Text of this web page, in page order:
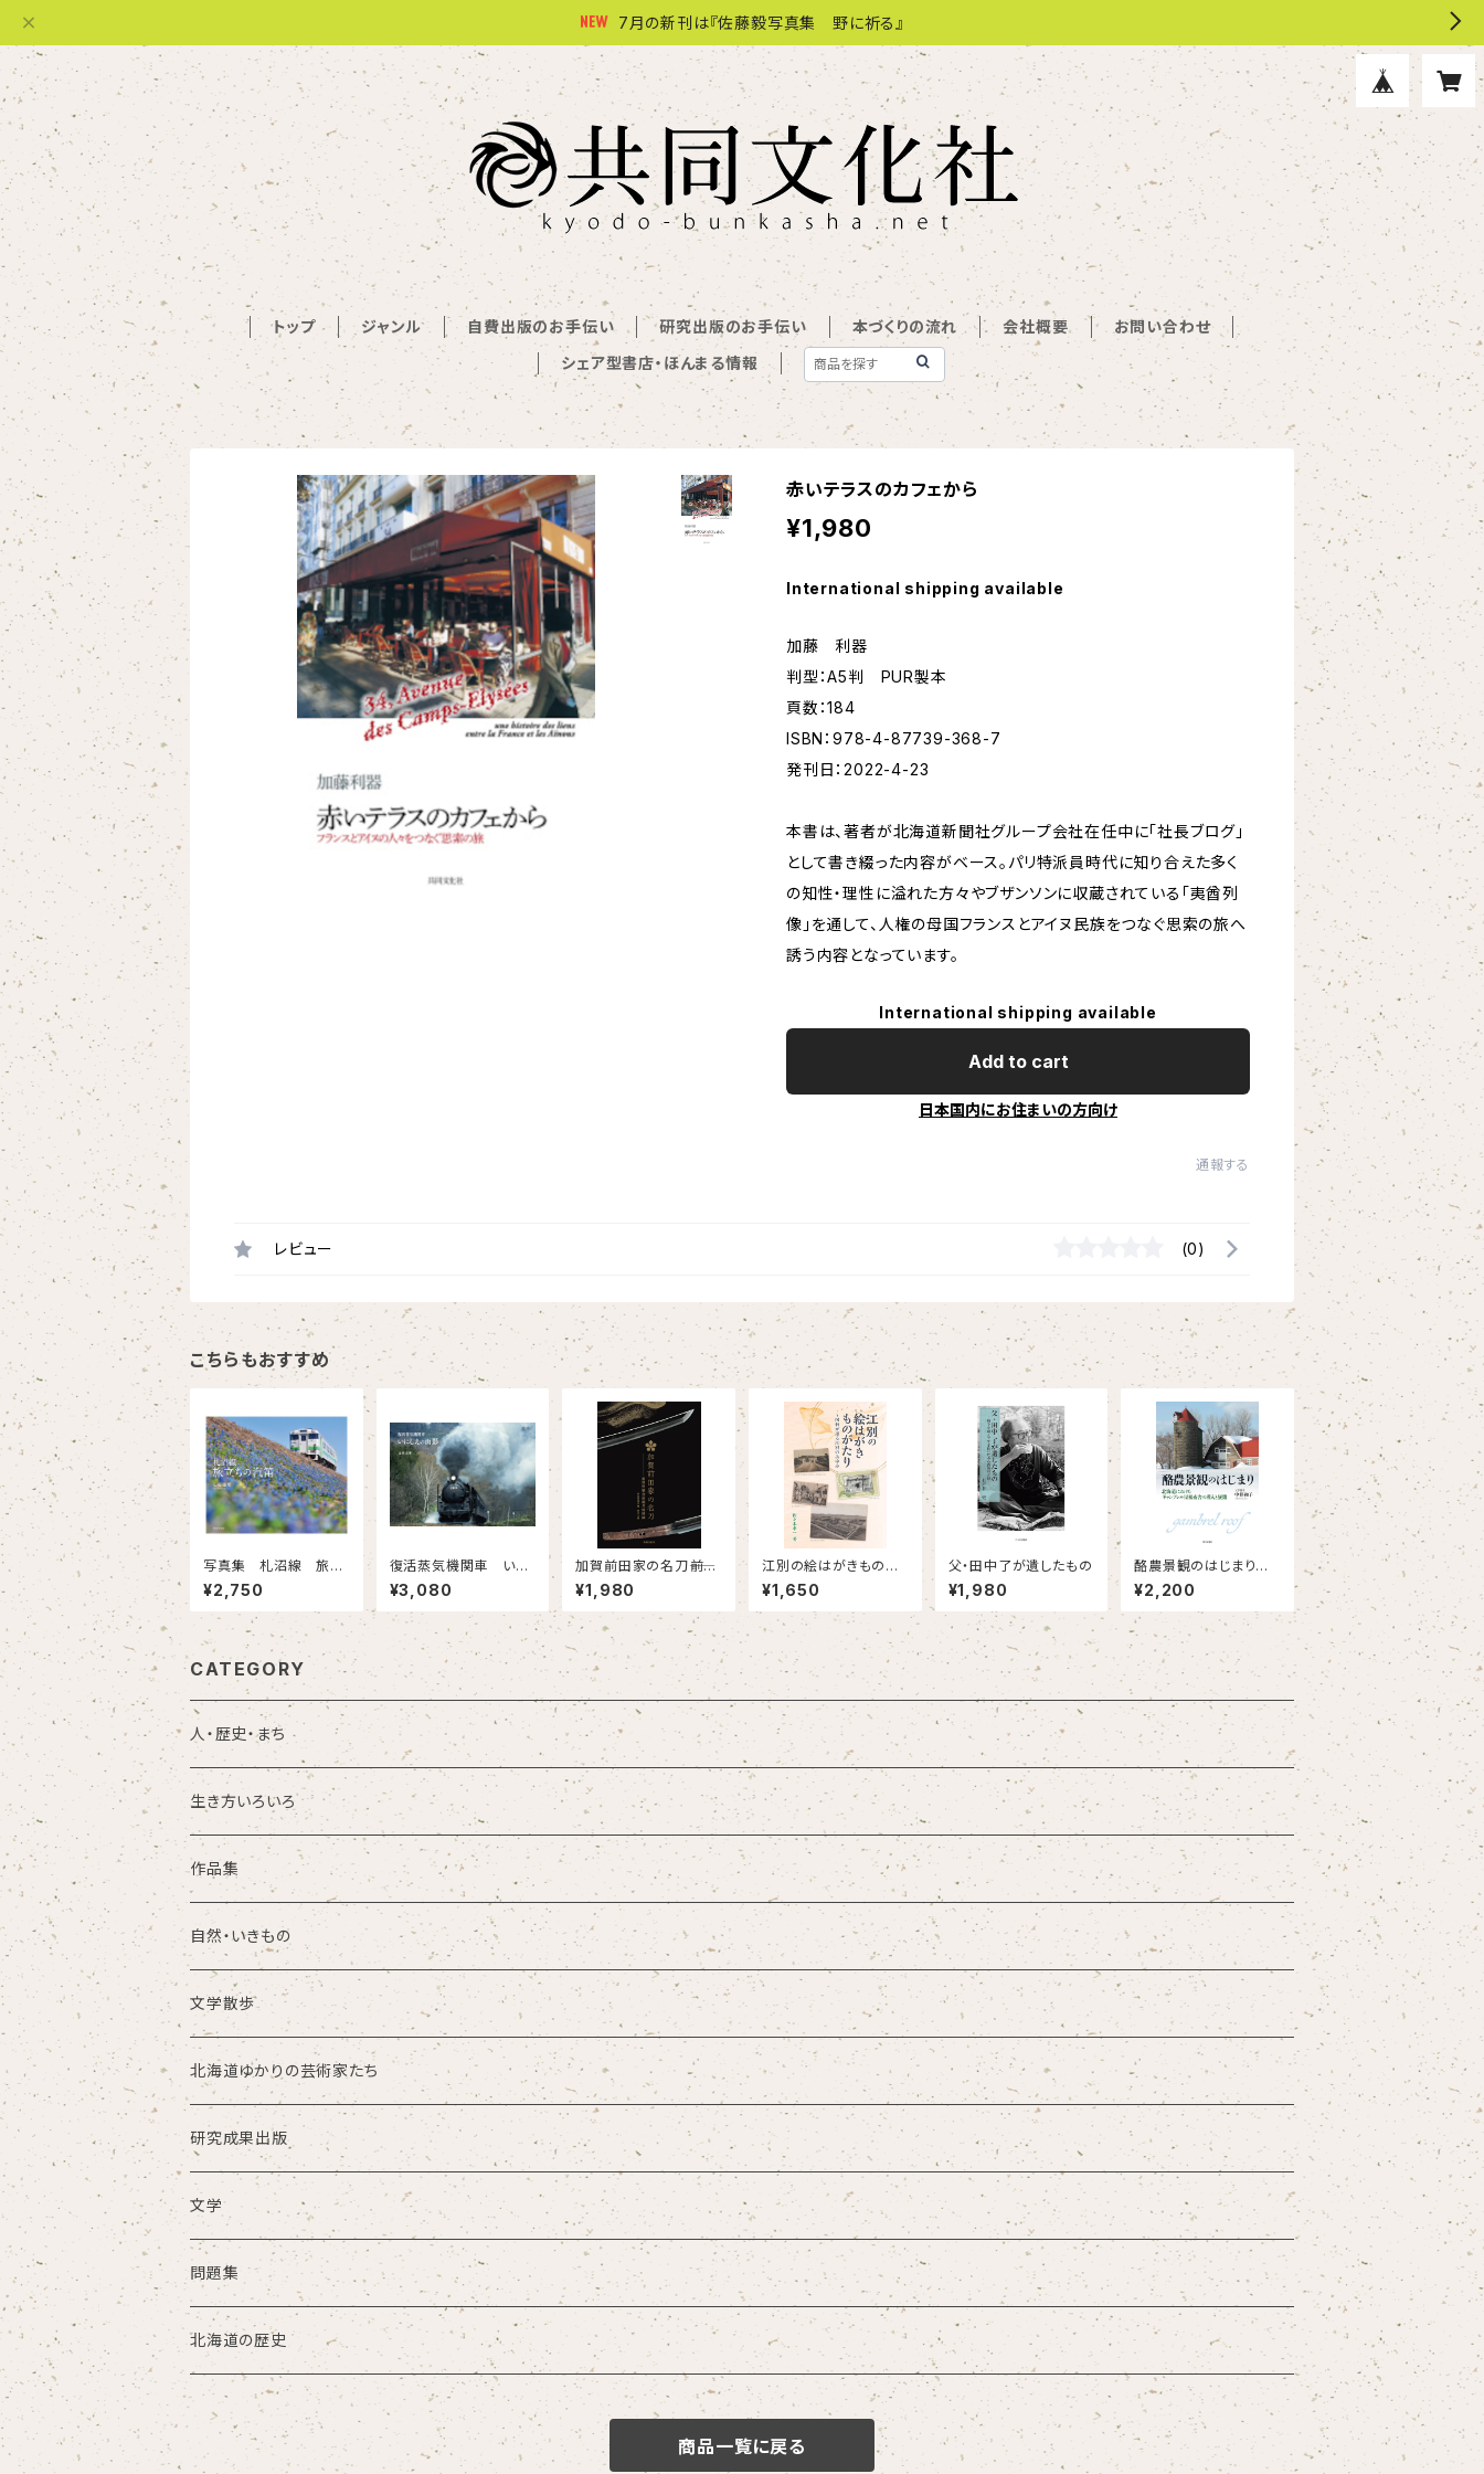
7月の新刊は『佐藤毅写真集 野に祈る』
トップ ジャンル 自費出版のお手伝い 研究出版のお手伝い 本づくりの流れ 会社概要
お問い合わせ
シェア型書店・ほんまる情報
赤いテラスのカフェから
¥1,980
International shipping available
加藤 利器
判型：A5判 PUR製本
頁数：184
ISBN：978-4-87739-368-7
発刊日：2022-4-23
本書は、著者が北海道新聞社グループ会社在任中に「社長ブログ」
として書き綴った内容がベース。パリ特派員時代に知り合えた多く
の知性・理性に溢れた方々やブザンソンに収蔵されている「夷酋列
像」を通して、人権の母国フランスとアイヌ民族をつなぐ思索の旅へ
誘う内容となっています。
International shipping available
Add to cart
日本国内にお住まいの方向け
通報する
レビュー (0)
こちらもおすすめ
写真集 札沼線 旅立
ちの汽笛
¥2,750
復活蒸気機関車 いに
しえの面影
¥3,080
加賀前田家の名刀――前田
育徳会所蔵刀剣図録
¥1,980
江別の絵はがきものが
たり～図柄が語る江別
のあゆみ
¥1,650
父・田中了が遺したもの
¥1,980
酪農景観のはじまりー
北海道におけるギャン
ブレル屋根畜舎の導入
と展開
¥2,200
CATEGORY
人・歴史・まち
生き方いろいろ
作品集
自然・いきもの
文学散歩
北海道ゆかりの芸術家たち
研究成果出版
文学
問題集
北海道の歴史
商品一覧に戻る